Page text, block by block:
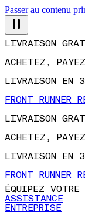
Passer au contenu
ACHETEZ,
LIVRAISON EN
FRONT RUNNER
LIVRAISON
ACHETEZ,
LIVRAISON EN
FRONT RUNNER
ÉQUIPEZ VOTRE
ASSISTANCE
ENTREPRISE